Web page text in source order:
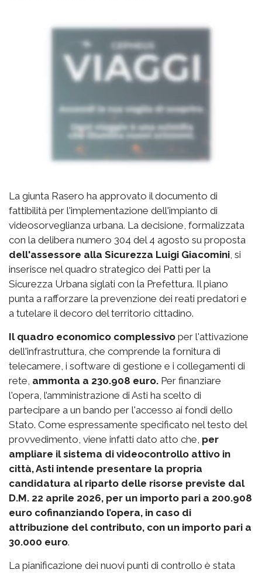
La giunta Rasero ha approvato il documento di
fattibilità per l'implementazione dell'impianto di
videosorveglianza urbana. La decisione, formalizzata
con la delibera numero 304 del 4 agosto su proposta
dell'assessore alla Sicurezza Luigi Giacomini , si
inserisce nel quadro strategico dei Patti per la
Sicurezza Urbana siglati con la Prefettura. Il piano
punta a rafforzare la prevenzione dei reati predatori e
a tutelare il decoro del territorio cittadino.
Il quadro economico complessivo per l'attivazione
dell'infrastruttura, che comprende la fornitura di
telecamere, i software di gestione e i collegamenti di
rete, ammonta a 230.908 euro. Per finanziare
l'opera, l’amministrazione di Asti ha scelto di
partecipare a un bando per l'accesso ai fondi dello
Stato. Come espressamente specificato nel testo del
provvedimento, viene infatti dato atto che, per
ampliare il sistema di videocontrollo attivo in
città, Asti intende presentare la propria
candidatura al riparto delle risorse previste dal
D.M. 22 aprile 2026, per un importo pari a 200.908
euro cofinanziando l’opera, in caso di
attribuzione del contributo, con un importo pari a
30.000 euro.
La pianificazione dei nuovi punti di controllo è stata